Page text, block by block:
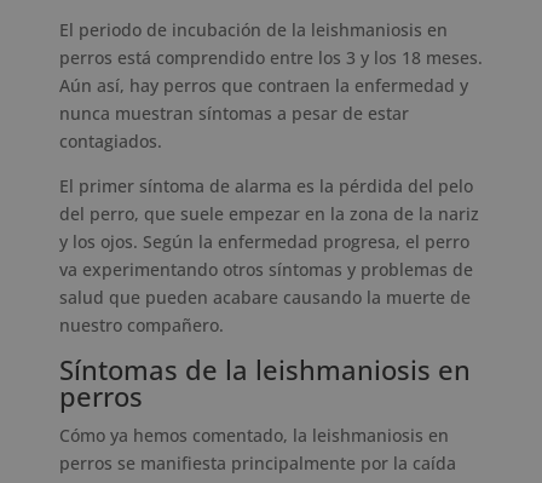
El periodo de incubación de la leishmaniosis en
perros está comprendido entre los 3 y los 18 meses.
Aún así, hay perros que contraen la enfermedad y
nunca muestran síntomas a pesar de estar
contagiados.
El primer síntoma de alarma es la pérdida del pelo
del perro, que suele empezar en la zona de la nariz
y los ojos. Según la enfermedad progresa, el perro
va experimentando otros síntomas y problemas de
salud que pueden acabare causando la muerte de
nuestro compañero.
Síntomas de la leishmaniosis en
perros
Cómo ya hemos comentado, la leishmaniosis en
perros se manifiesta principalmente por la caída